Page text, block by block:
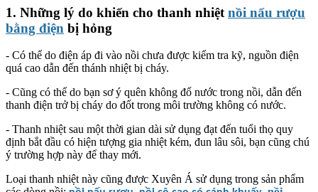
1. Những lý do khiến cho thanh nhiệt nồi nấu rượu
bằng điện bị hỏng
- Có thể do điện áp đi vào nồi chưa được kiểm tra kỹ, nguồn điện
quá cao dẫn đến thánh nhiệt bị cháy.
- Cũng có thể do bạn sơ ý quên không đổ nước trong nồi, dẫn đến
thanh điện trở bị cháy do đốt trong môi trường không có nước.
- Thanh nhiệt sau một thời gian dài sử dụng đạt đến tuổi thọ quy
định bắt đầu có hiện tượng gia nhiệt kém, đun lâu sôi, bạn cũng chú
ý trường hợp này để thay mới.
Loại thanh nhiệt này cũng được Xuyên Á sử dụng trong sản phẩm